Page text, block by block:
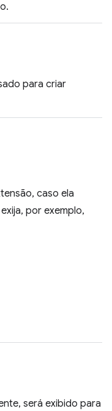
para criar
caso ela
por exemplo,
será exibido para